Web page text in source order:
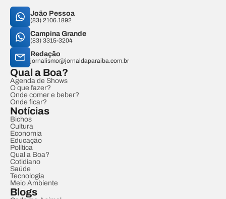
João Pessoa
(83) 2106.1892
Campina Grande
(83) 3315-3204
Redação
jornalismo@jornaldaparaiba.com.br
Qual a Boa?
Agenda de Shows
O que fazer?
Onde comer e beber?
Onde ficar?
Notícias
Bichos
Cultura
Economia
Educação
Política
Qual a Boa?
Cotidiano
Saúde
Tecnologia
Meio Ambiente
Blogs